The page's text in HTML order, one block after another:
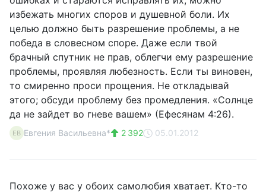
избежать многих споров и душевной боли. Их
целью должно быть разрешение проблемы, а не
победа в словесном споре. Даже если твой
брачный спутник не прав, облегчи ему разрешение
проблемы, проявляя любезность. Если ты виновен,
то смиренно проси прощения. Не откладывай
этого; обсуди проблему без промедления. «Солнце
да не зайдет во гневе вашем» (Ефесянам 4:26).
ЕВ Евгения Васильевна* 2 392 05.01.2012
Похоже у вас у обоих самолюбия хватает. Кто-то